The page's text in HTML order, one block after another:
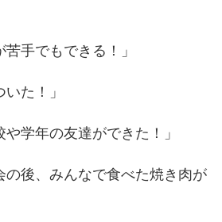
手でもできる！」
た！」
学年の友達ができた！」
の後、みんなで食べた焼き肉が